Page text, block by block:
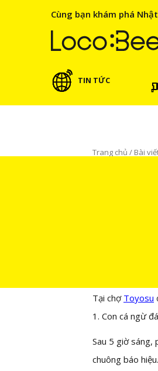
Cùng bạn khám phá
TIN TỨC
Trang chủ / Bài
Chú cá
Tại chợ Toyosu
1. Con cá ngừ
Sau 5 giờ sáng,
chuông báo